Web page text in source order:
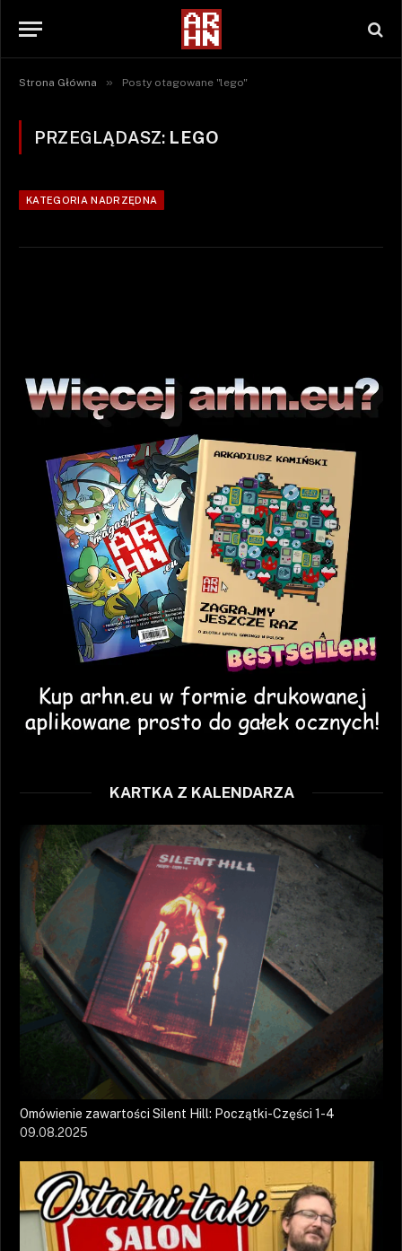
Strona Główna » Posty otagowane "lego"
PRZEGLĄDASZ: LEGO
KATEGORIA NADRZĘDNA
KARTKA Z KALENDARZA
Omówienie zawartości Silent Hill: Początki-Części 1-4
09.08.2025